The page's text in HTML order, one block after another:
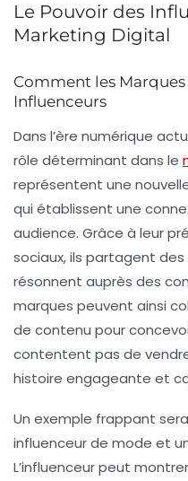
Le Pouvoir des
Marketing Digital
Comment les
Influenceurs
Dans l’ère numérique
rôle déterminant dans le
représentent une
qui établissent une
audience. Grâce à leur
sociaux, ils partagent
résonnent auprès des
marques peuvent ainsi
de contenu pour
contentent pas de
histoire engageante et
Un exemple frappant
influenceur de mode et
L’influenceur peut